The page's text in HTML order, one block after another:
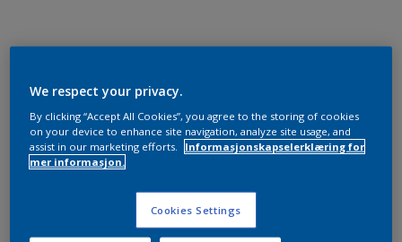
We respect your privacy.
By clicking “Accept All Cookies”, you agree to the storing of cookies
on your device to enhance site navigation, analyze site usage, and
assist in our marketing efforts.
Informasjonskapselerklæring for
mer informasjon.
Cookies Settings